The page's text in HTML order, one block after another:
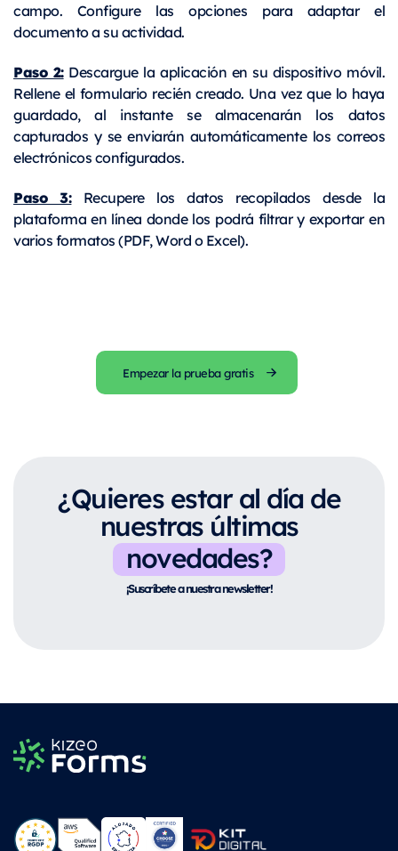
campo. Configure las opciones para adaptar el
documento a su actividad.
Paso 2:Descargue la aplicación en su dispositivo móvil.
Rellene el formulario recién creado. Una vez que lo haya
guardado, al instante se almacenarán los datos
capturados y se enviarán automáticamente los correos
electrónicos configurados.
Paso 3:Recupere los datos recopilados desde la
plataforma en línea donde los podrá filtrar y exportar en
varios formatos (PDF, Word o Excel).
Empezar la prueba gratis
¿Quieres estar al día de
nuestras últimas
novedades?
¡Suscríbete a nuestra newsletter!